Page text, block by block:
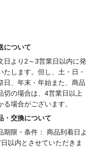
について
日より2～3営業日以内に発
たします。但し、土・日・
日、年末・年始また、商品
切の場合は、4営業日以上
る場合がございます。
・交換について
期限・条件： 商品到着日よ
日以内とさせていただきま